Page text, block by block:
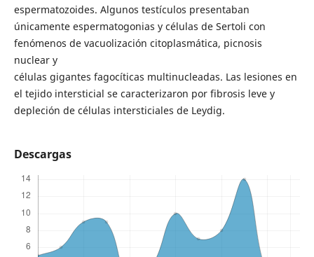
espermatozoides. Algunos testículos presentaban
únicamente espermatogonias y células de Sertoli con
fenómenos de vacuolización citoplasmática, picnosis
nuclear y
células gigantes fagocíticas multinucleadas. Las lesiones en
el tejido intersticial se caracterizaron por fibrosis leve y
depleción de células intersticiales de Leydig.
Descargas